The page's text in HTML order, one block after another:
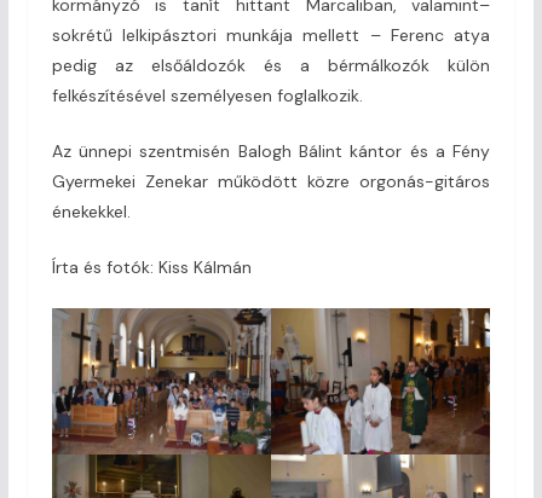
kormányzó is tanít hittant Marcaliban, valamint–
sokrétű lelkipásztori munkája mellett – Ferenc atya
pedig az elsőáldozók és a bérmálkozók külön
felkészítésével személyesen foglalkozik.
Az ünnepi szentmisén Balogh Bálint kántor és a Fény
Gyermekei Zenekar működött közre orgonás-gitáros
énekekkel.
Írta és fotók: Kiss Kálmán